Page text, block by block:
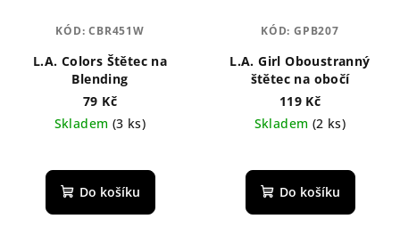
L.A. Colors Štětec na
Blending
79 Kč
Skladem (3 ks)
hodnocení
produktu
Do košíku
KÓD:CBR451W
L.A. Girl Oboustranný
štětec na obočí
119 Kč
Skladem (2 ks)
Do košíku
KÓD:GPB207